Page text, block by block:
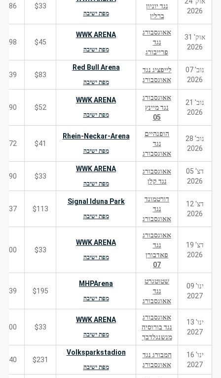
2026
נגד יוניון
ברלין
מפת ישיבה
$33
186
אוק' 31
2026
אאוגסבורג
נגד
פרייבורג
WWK ARENA
מפת ישיבה
$45
198
נוב' 07
2026
לייפציג נגד
אאוגסבורג
Red Bull Arena
מפת ישיבה
$83
239
נוב' 21
2026
אאוגסבורג
נגד מיינץ
05
WWK ARENA
מפת ישיבה
$52
190
נוב' 28
2026
הופנהיים
נגד
אאוגסבורג
Rhein-Neckar-Arena
מפת ישיבה
$41
172
דצ' 05
2026
אאוגסבורג
נגד קלן
WWK ARENA
מפת ישיבה
$33
190
דצ' 12
2026
דורטמונד
נגד
אאוגסבורג
Signal Iduna Park
מפת ישיבה
$113
837
דצ' 19
2026
אאוגסבורג
נגד
פאדבורן
07
WWK ARENA
מפת ישיבה
$33
200
ינו' 09
2027
שטוטגרט
נגד
אאוגסבורג
MHPArena
מפת ישיבה
$195
139
ינו' 13
2027
אאוגסבורג
נגד בורוסיה
מנשנגלדבך
WWK ARENA
מפת ישיבה
$33
200
ינו' 16
2027
המבורג נגד
אאוגסבורג
Volksparkstadion
מפת ישיבה
$231
140